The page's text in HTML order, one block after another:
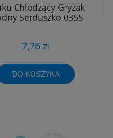
Chłodzący Gryzak
Serduszko 0355
7,76 zł
DO KOSZYKA